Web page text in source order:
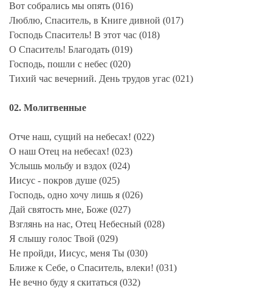
Вот собрались мы опять (016)
Люблю, Спаситель, в Книге дивной (017)
Господь Спаситель! В этот час (018)
О Спаситель! Благодать (019)
Господь, пошли с небес (020)
Тихий час вечерний. День трудов угас (021)
02. Молитвенные
Отче наш, сущий на небесах! (022)
О наш Отец на небесах! (023)
Услышь мольбу и вздох (024)
Иисус - покров душе (025)
Господь, одно хочу лишь я (026)
Дай святость мне, Боже (027)
Взглянь на нас, Отец Небесный (028)
Я слышу голос Твой (029)
Не пройди, Иисус, меня Ты (030)
Ближе к Себе, о Спаситель, влеки! (031)
Не вечно буду я скитаться (032)